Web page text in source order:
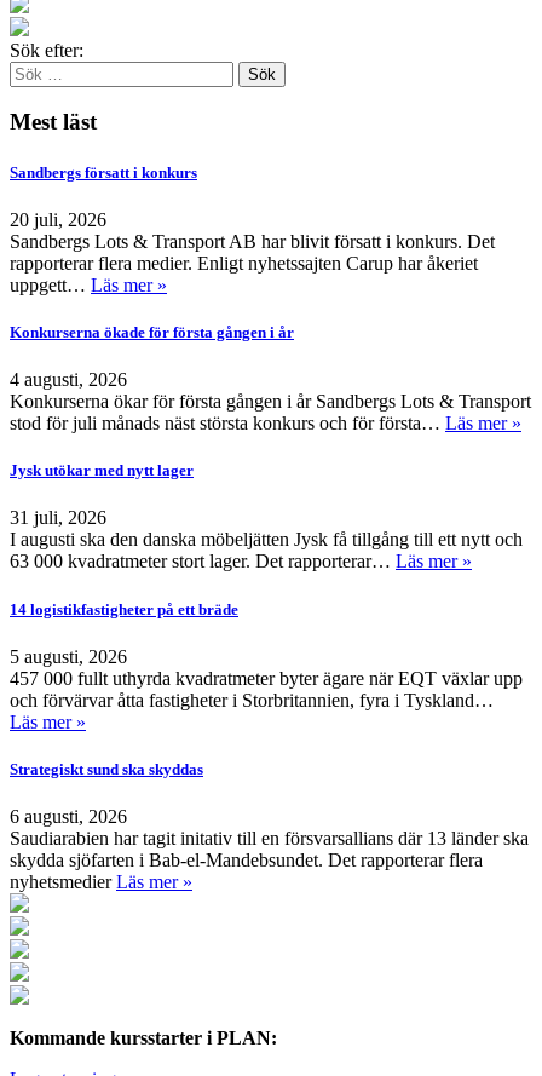
Sök efter:
Mest läst
Sandbergs försatt i konkurs
20 juli, 2026
Sandbergs Lots & Transport AB har blivit försatt i konkurs. Det
rapporterar flera medier. Enligt nyhetssajten Carup har åkeriet
uppgett… Läs mer »
Konkurserna ökade för första gången i år
4 augusti, 2026
Konkurserna ökar för första gången i år Sandbergs Lots & Transport
stod för juli månads näst största konkurs och för första… Läs mer »
Jysk utökar med nytt lager
31 juli, 2026
I augusti ska den danska möbeljätten Jysk få tillgång till ett nytt och
63 000 kvadratmeter stort lager. Det rapporterar… Läs mer »
14 logistikfastigheter på ett bräde
5 augusti, 2026
457 000 fullt uthyrda kvadratmeter byter ägare när EQT växlar upp
och förvärvar åtta fastigheter i Storbritannien, fyra i Tyskland…
Läs mer »
Strategiskt sund ska skyddas
6 augusti, 2026
Saudiarabien har tagit initativ till en försvarsallians där 13 länder ska
skydda sjöfarten i Bab-el-Mandebsundet. Det rapporterar flera
nyhetsmedierLäs mer »
Kommande kursstarter i PLAN: